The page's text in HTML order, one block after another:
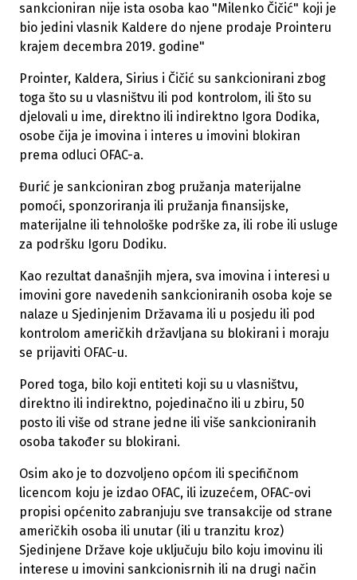
sankcioniran nije ista osoba kao "Milenko Čičić" koji je
bio jedini vlasnik Kaldere do njene prodaje Prointeru
krajem decembra 2019. godine"
Prointer, Kaldera, Sirius i Čičić su sankcionirani zbog
toga što su u vlasništvu ili pod kontrolom, ili što su
djelovali u ime, direktno ili indirektno Igora Dodika,
osobe čija je imovina i interes u imovini blokiran
prema odluci OFAC-a.
Đurić je sankcioniran zbog pružanja materijalne
pomoći, sponzoriranja ili pružanja finansijske,
materijalne ili tehnološke podrške za, ili robe ili usluge
za podršku Igoru Dodiku.
Kao rezultat današnjih mjera, sva imovina i interesi u
imovini gore navedenih sankcioniranih osoba koje se
nalaze u Sjedinjenim Državama ili u posjedu ili pod
kontrolom američkih državljana su blokirani i moraju
se prijaviti OFAC-u.
Pored toga, bilo koji entiteti koji su u vlasništvu,
direktno ili indirektno, pojedinačno ili u zbiru, 50
posto ili više od strane jedne ili više sankcioniranih
osoba također su blokirani.
Osim ako je to dozvoljeno općom ili specifičnom
licencom koju je izdao OFAC, ili izuzećem, OFAC-ovi
propisi općenito zabranjuju sve transakcije od strane
američkih osoba ili unutar (ili u tranzitu kroz)
Sjedinjene Države koje uključuju bilo koju imovinu ili
interese u imovini sankcionisrnih ili na drugi način